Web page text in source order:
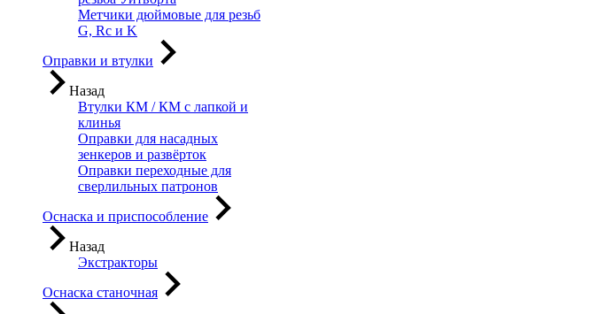
Метчики дюймовые для резьб
G, Rc и K
Оправки и втулки
Назад
Втулки КМ / КМ с лапкой и
клинья
Оправки для насадных
зенкеров и развёрток
Оправки переходные для
сверлильных патронов
Оснаска и приспособление
Назад
Экстракторы
Оснаска станочная